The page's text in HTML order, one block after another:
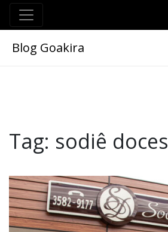
Blog Goakira
Tag: sodiê doces